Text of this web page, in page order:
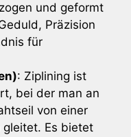
und geformt
Präzision
für
: Ziplining ist
bei der man an
von einer
Es bietet